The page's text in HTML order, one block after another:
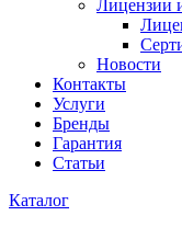
Лицензии
Новости
Контакты
Услуги
Бренды
Гарантия
Статьи
Каталог